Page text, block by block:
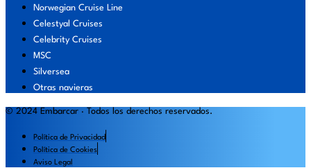
Norwegian Cruise Line
Celestyal Cruises
Celebrity Cruises
MSC
Silversea
Otras navieras
© 2024 Embarcar · Todos los derechos reservados.
Política de Privacidad
Política de Cookies
Aviso Legal